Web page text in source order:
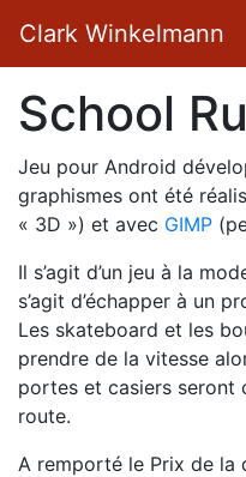
Clark Winkelmann
School
Jeu pour Android
graphismes ont été
« 3D ») et avec GIMP
Il s’agit d’un jeu à la
s’agit d’échapper à un
Les skateboard et les
prendre de la vitesse
portes et casiers seront
route.
A remporté le Prix de la